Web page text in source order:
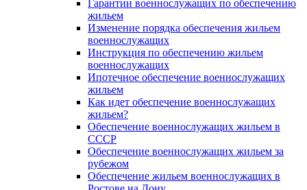
Гарантии военнослужащих по обеспечению
жильем
Изменение порядка обеспечения жильем
военнослужащих
Инструкция по обеспечению жильем
военнослужащих
Ипотечное обеспечение военнослужащих
жильем
Как идет обеспечение военнослужащих
жильем?
Обеспечение военнослужащих жильем в
СССР
Обеспечение военнослужащих жильем за
рубежом
Обеспечение жильем военнослужащих в